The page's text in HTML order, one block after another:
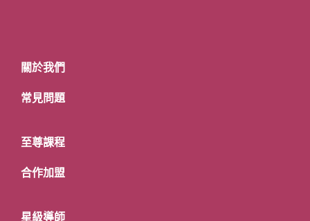
關於我們
常見問題
至尊課程
合作加盟
星級導師